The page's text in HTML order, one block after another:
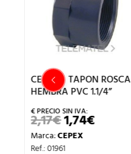
CEPEX – MANGUITO
DOBLE ROSCA PVC 1.1/2″
3,56€EL
PRECIO
ORIGINAL
2,85€
Marca:CEPEX
Ref.: 01903